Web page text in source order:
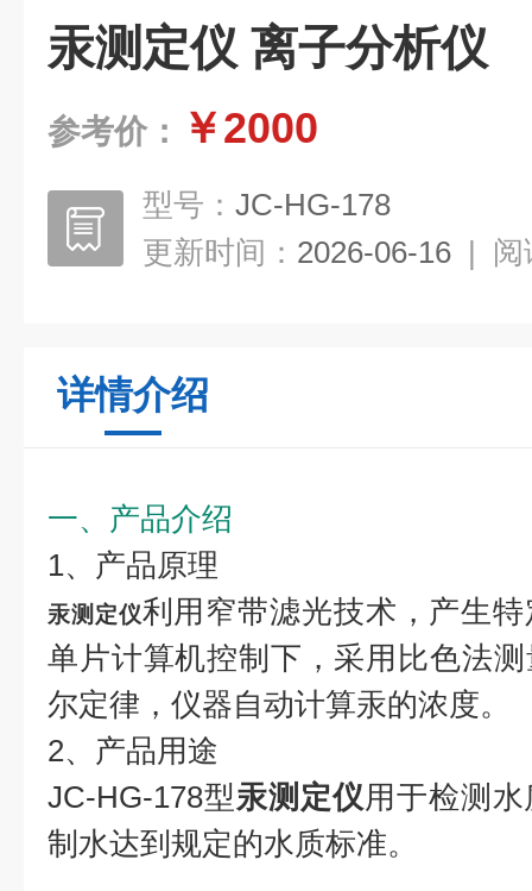
汞测定仪 离子分析仪
参考价： ￥2000
型号： JC-HG-178
更新时间： 2026-06-16 | 阅
详情介绍
一、产品介绍
1、产品原理
汞测定仪利用窄带滤光技术，产生
单片计算机控制下，采用比色法
尔定律，仪器自动计算汞的浓度。
2、产品用途
JC-HG-178型汞测定仪用于检测
制水达到规定的水质标准。